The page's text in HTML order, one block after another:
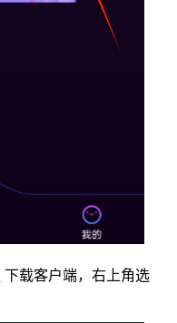
下载客户端，右上角选